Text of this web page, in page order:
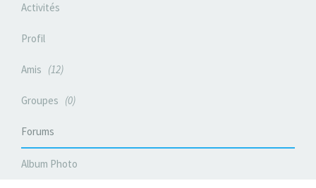
Activités
Profil
Amis 12
Groupes 0
Forums
Album Photo